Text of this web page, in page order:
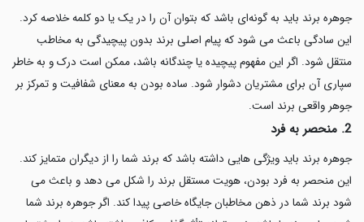
جوهره برند باید به گونه‌ای باشد که بتوان آن را در یک یا دو کلمه خلاصه کرد.
این سادگی باعث می شود که پیام اصلی برند بدون پیچیدگی به مخاطب
منتقل شود. اگر این مفهوم پیچیده یا چندگانه باشد، ممکن است درک و به خاطر
سپاری آن برای مشتریان دشوار شود. ساده بودن به معنای شفافیت و تمرکز بر
جوهر واقعی برند است.
2. منحصر به‌ فرد
جوهره برند باید ویژگی هایی داشته باشد که برند شما را از دیگران متمایز کند.
این منحصر به فرد بودن، هویت مستقل برند را شکل می دهد و باعث می
شود برند شما در ذهن مخاطبان جایگاه خاصی پیدا کند. اگر جوهره برند شما